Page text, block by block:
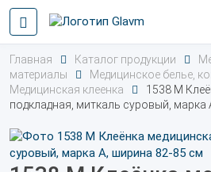
Главная Каталог продукции
материалы
Медицинское белье,
Медицинская клеенка
1538 М
подкладная, миткаль суровый,